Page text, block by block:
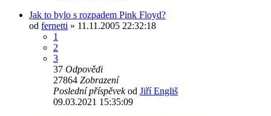
Jak to bylo s rozpadem Pink Floyd?
od fernetti » 11.11.2005 22:32:18
1
2
3
37 Odpovědi
27864 Zobrazení
Poslední příspěvekod Jiří Engliš
09.03.2021 15:35:09